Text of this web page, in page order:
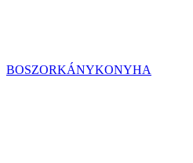
BOSZORKÁNYKONYHA